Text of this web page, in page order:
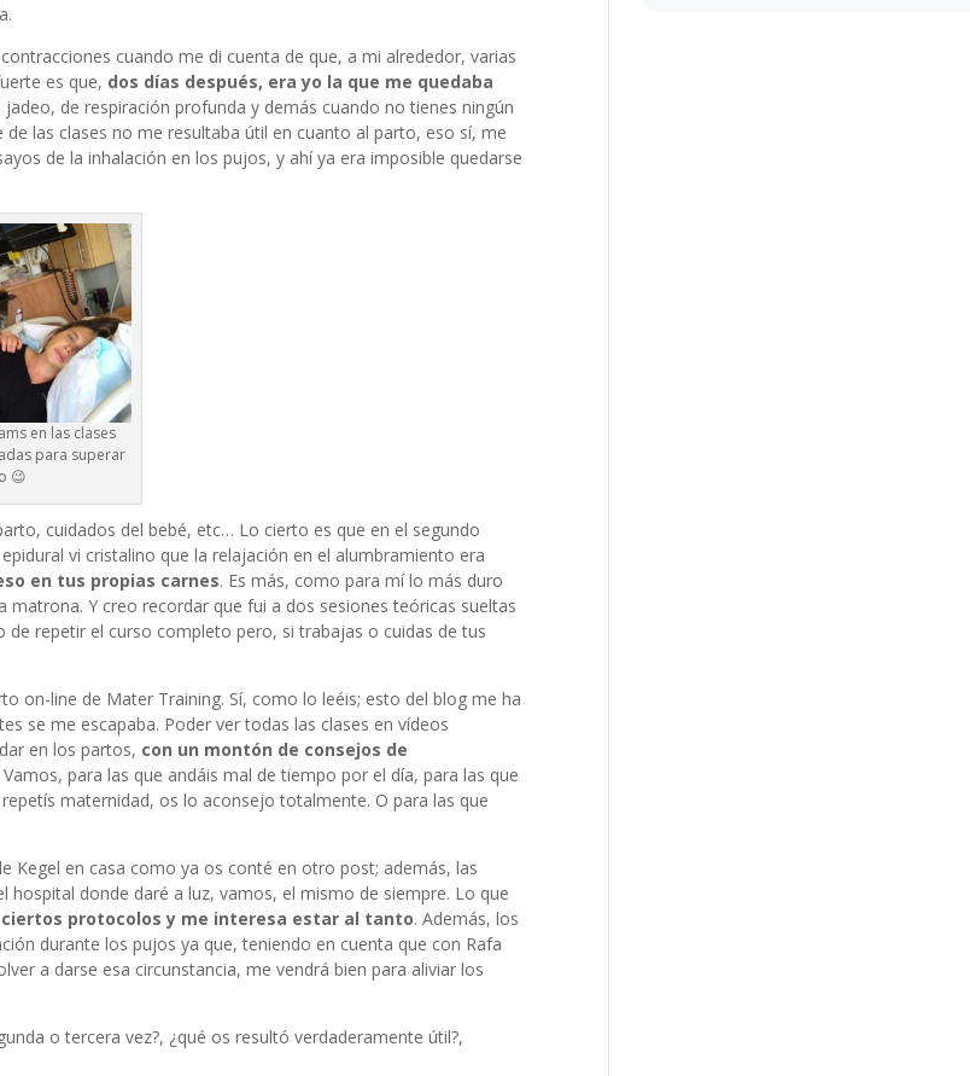
cuando me di cuenta de que, a mi alrededor, varias
es que, dos días después, era yo la que me quedaba
de respiración profunda y demás cuando no tienes ningún
las clases no me resultaba útil en cuanto al parto, eso sí, me
de la inhalación en los pujos, y ahí ya era imposible quedarse
en las clases
para superar
😉
cuidados del bebé, etc… Lo cierto es que en el segundo
vi cristalino que la relajación en el alumbramiento era
en tus propias carnes. Es más, como para mí lo más duro
Y creo recordar que fui a dos sesiones teóricas sueltas
de repetir el curso completo pero, si trabajas o cuidas de tus
on-line de Mater Training. Sí, como lo leéis; esto del blog me ha
se me escapaba. Poder ver todas las clases en vídeos
en los partos, con un montón de consejos de
Vamos, para las que andáis mal de tiempo por el día, para las que
maternidad, os lo aconsejo totalmente. O para las que
Kegel en casa como ya os conté en otro post; además, las
donde daré a luz, vamos, el mismo de siempre. Lo que
protocolos y me interesa estar al tanto. Además, los
durante los pujos ya que, teniendo en cuenta que con Rafa
a darse esa circunstancia, me vendrá bien para aliviar los
o tercera vez?, ¿qué os resultó verdaderamente útil?,